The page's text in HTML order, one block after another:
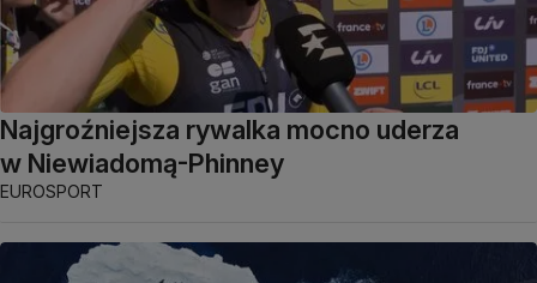
Najgroźniejsza rywalka mocno uderza
w Niewiadomą-Phinney
EUROSPORT